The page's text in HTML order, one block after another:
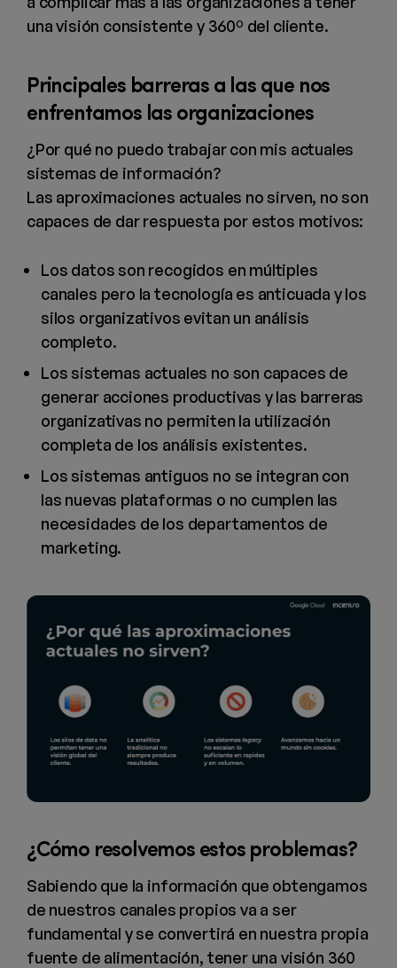
una visión consistente y 360º del cliente.
Principales barreras a las que nos
enfrentamos las organizaciones
¿Por qué no puedo trabajar con mis actuales
sistemas de información?
Las aproximaciones actuales no sirven, no son
capaces de dar respuesta por estos motivos:
Los datos son recogidos en múltiples
canales pero la tecnología es anticuada y los
silos organizativos evitan un análisis
completo.
Los sistemas actuales no son capaces de
generar acciones productivas y las barreras
organizativas no permiten la utilización
completa de los análisis existentes.
Los sistemas antiguos no se integran con
las nuevas plataformas o no cumplen las
necesidades de los departamentos de
marketing.
¿Cómo resolvemos estos problemas?
Sabiendo que la información que obtengamos
de nuestros canales propios va a ser
fundamental y se convertirá en nuestra propia
fuente de alimentación, tener una visión 360